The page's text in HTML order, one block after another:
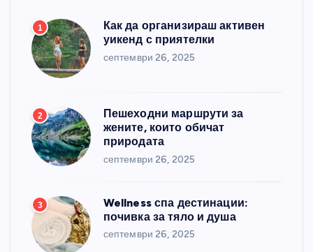
1
Как да организираш активен
уикенд с приятелки
септември 26, 2025
2
Пешеходни маршрути за
жените, които обичат
природата
септември 26, 2025
3
Wellness спа дестинации:
почивка за тяло и душа
септември 26, 2025